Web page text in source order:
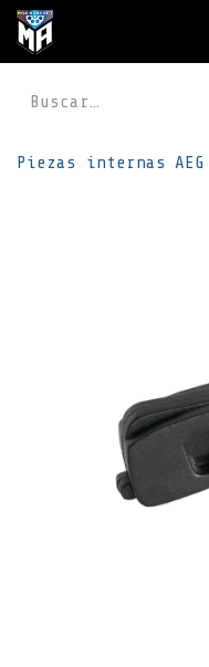
Ir al contenido
Piezas internas AEG